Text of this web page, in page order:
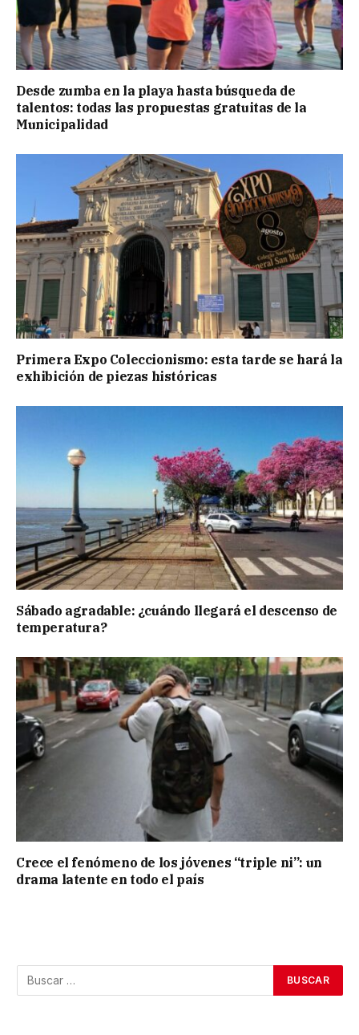
Desde zumba en la playa hasta búsqueda de
talentos: todas las propuestas gratuitas de la
Municipalidad
Primera Expo Coleccionismo: esta tarde se hará la
exhibición de piezas históricas
Sábado agradable: ¿cuándo llegará el descenso de
temperatura?
Crece el fenómeno de los jóvenes “triple ni”: un
drama latente en todo el país